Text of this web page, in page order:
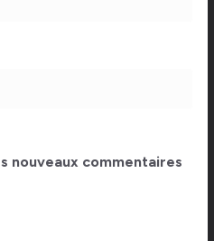
nouveaux commentaires